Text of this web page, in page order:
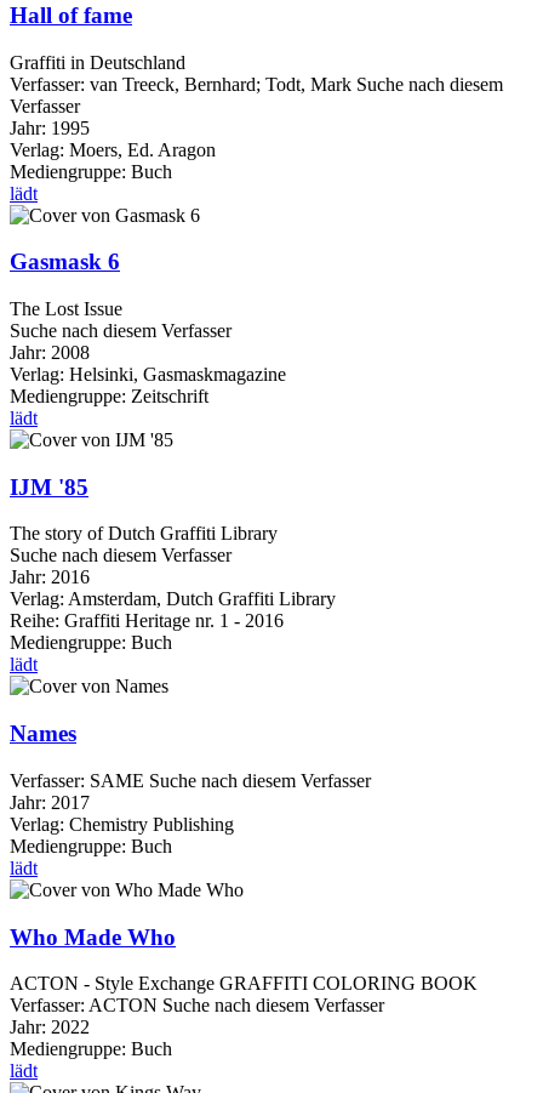
Hall of fame
Graffiti in Deutschland
Verfasser: van Treeck, Bernhard; Todt, Mark Suche nach diesem
Verfasser
Jahr: 1995
Verlag: Moers, Ed. Aragon
Mediengruppe: Buch
lädt
Gasmask 6
The Lost Issue
Suche nach diesem Verfasser
Jahr: 2008
Verlag: Helsinki, Gasmaskmagazine
Mediengruppe: Zeitschrift
lädt
IJM '85
The story of Dutch Graffiti Library
Suche nach diesem Verfasser
Jahr: 2016
Verlag: Amsterdam, Dutch Graffiti Library
Reihe: Graffiti Heritage nr. 1 - 2016
Mediengruppe: Buch
lädt
Names
Verfasser: SAME Suche nach diesem Verfasser
Jahr: 2017
Verlag: Chemistry Publishing
Mediengruppe: Buch
lädt
Who Made Who
ACTON - Style Exchange GRAFFITI COLORING BOOK
Verfasser: ACTON Suche nach diesem Verfasser
Jahr: 2022
Mediengruppe: Buch
lädt